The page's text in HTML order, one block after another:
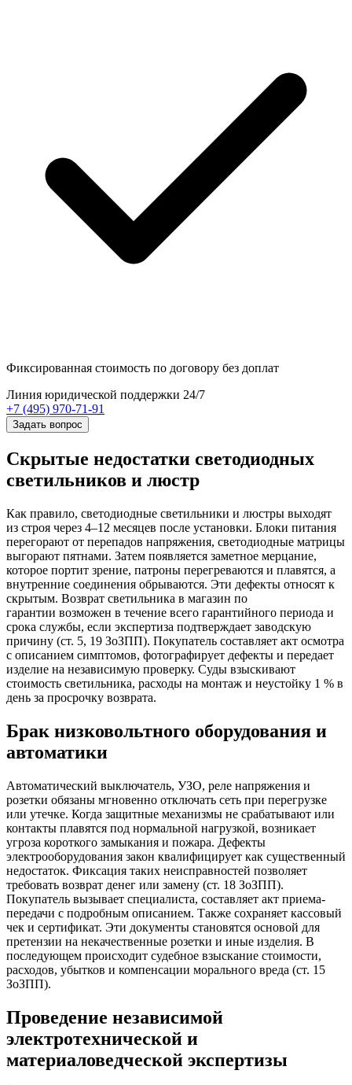
Фиксированная стоимость по договору без доплат
Линия юридической поддержки 24/7
+7 (495) 970-71-91
Задать вопрос
Скрытые недостатки светодиодных
светильников и люстр
Как правило, светодиодные светильники и люстры выходят
из строя через 4–12 месяцев после установки. Блоки питания
перегорают от перепадов напряжения, светодиодные матрицы
выгорают пятнами. Затем появляется заметное мерцание,
которое портит зрение, патроны перегреваются и плавятся, а
внутренние соединения обрываются. Эти дефекты относят к
скрытым. Возврат светильника в магазин по
гарантии возможен в течение всего гарантийного периода и
срока службы, если экспертиза подтверждает заводскую
причину (ст. 5, 19 ЗоЗПП). Покупатель составляет акт осмотра
с описанием симптомов, фотографирует дефекты и передает
изделие на независимую проверку. Суды взыскивают
стоимость светильника, расходы на монтаж и неустойку 1 % в
день за просрочку возврата.
Брак низковольтного оборудования и
автоматики
Автоматический выключатель, УЗО, реле напряжения и
розетки обязаны мгновенно отключать сеть при перегрузке
или утечке. Когда защитные механизмы не срабатывают или
контакты плавятся под нормальной нагрузкой, возникает
угроза короткого замыкания и пожара. Дефекты
электрооборудования закон квалифицирует как существенный
недостаток. Фиксация таких неисправностей позволяет
требовать возврат денег или замену (ст. 18 ЗоЗПП).
Покупатель вызывает специалиста, составляет акт приема-
передачи с подробным описанием. Также сохраняет кассовый
чек и сертификат. Эти документы становятся основой для
претензии на некачественные розетки и иные изделия. В
последующем происходит судебное взыскание стоимости,
расходов, убытков и компенсации морального вреда (ст. 15
ЗоЗПП).
Проведение независимой
электротехнической и
материаловедческой экспертизы